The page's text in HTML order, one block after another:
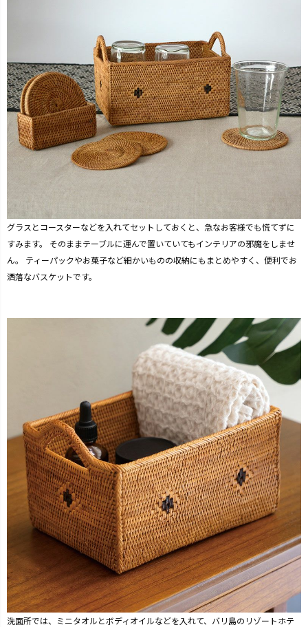
グラスとコースターなどを入れてセットしておくと、急なお客様でも慌てずに
すみます。 そのままテーブルに運んで置いていてもインテリアの邪魔をしませ
ん。 ティーパックやお菓子など細かいものの収納にもまとめやすく、便利でお
洒落なバスケットです。
洗面所では、ミニタオルとボディオイルなどを入れて、バリ島のリゾートホテ